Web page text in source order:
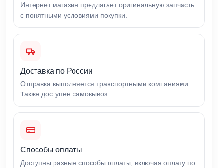
Интернет магазин предлагает оригинальную запчасть
с понятными условиями покупки.
Доставка по России
Отправка выполняется транспортными компаниями.
Также доступен самовывоз.
Способы оплаты
Доступны разные способы оплаты, включая оплату по